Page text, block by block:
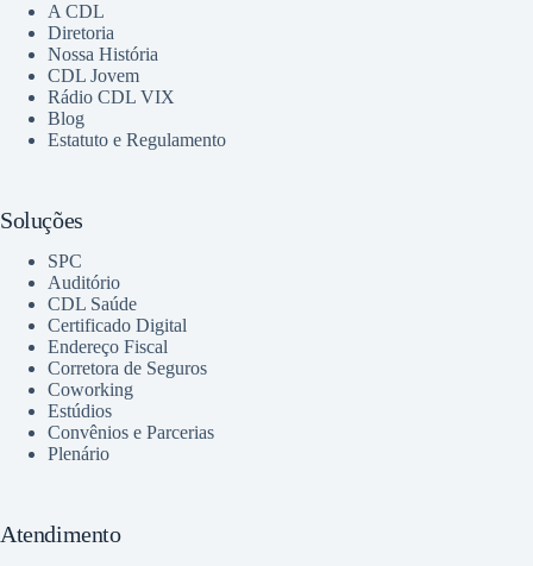
A CDL
Diretoria
Nossa História
CDL Jovem
Rádio CDL VIX
Blog
Estatuto e Regulamento
Soluções
SPC
Auditório
CDL Saúde
Certificado Digital
Endereço Fiscal
Corretora de Seguros
Coworking
Estúdios
Convênios e Parcerias
Plenário
Atendimento